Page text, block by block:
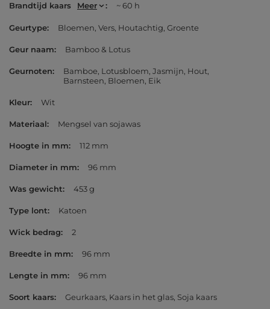
Brandtijd kaars Meer ~ 60 h
Geurtype Bloemen Vers Houtachtig Groente
Geur naam Bamboo & Lotus
Geurnoten Bamboe Lotusbloem Jasmijn Hout
Barnsteen Bloemen Eik
Kleur Wit
Materiaal Mengsel van sojawas
Hoogte in mm 112 mm
Diameter in mm 96 mm
Was gewicht 453 g
Type lont Katoen
Wick bedrag 2
Breedte in mm 96 mm
Lengte in mm 96 mm
Soort kaars Geurkaars Kaars in het glas Soja kaars